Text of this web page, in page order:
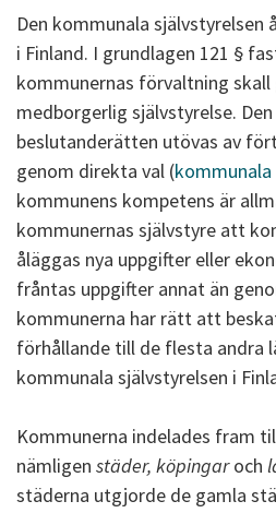
Den kommunala
i Finland. I grundlagen 121 §
kommunernas förvaltning skall
medborgerlig självstyrelse.
beslutanderätten utövas av
genom direkta val (
kommunens kompetens är
kommunernas självstyre att
åläggas nya uppgifter eller
fråntas uppgifter annat än
kommunerna har rätt att
förhållande till de flesta andra
kommunala självstyrelsen i
Kommunerna indelades fram
nämligen städer, köpingaroch
städerna utgjorde de gamla